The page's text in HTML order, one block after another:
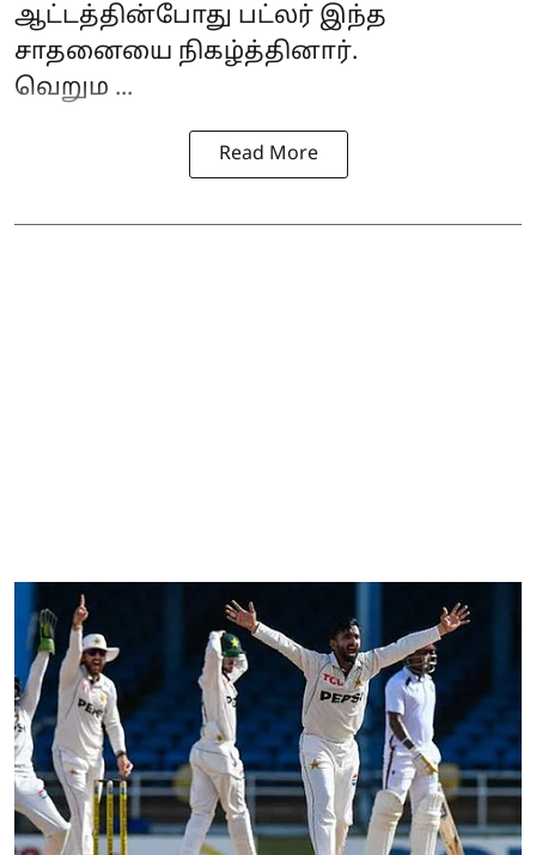
ஆட்டத்தின்போது பட்லர் இந்த
சாதனையை நிகழ்த்தினார்.
வெறும ...
Read More